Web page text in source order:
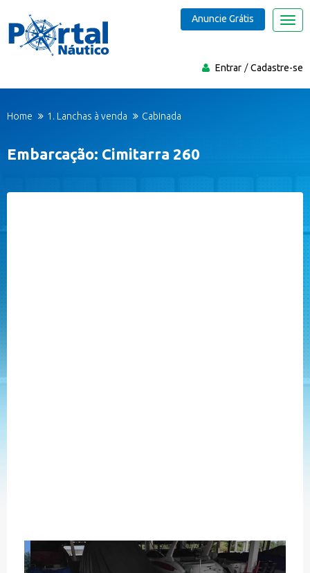
Entrar Cadastre-se
Anuncie Grátis
Home 1. Lanchas à venda Cabinada
Embarcação: Cimitarra 260